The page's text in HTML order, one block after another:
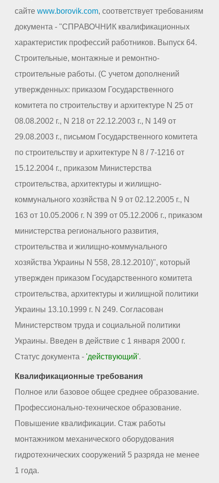
сайте www.borovik.com, соответствует требованиям
документа - "СПРАВОЧНИК квалификационных
характеристик профессий работников. Выпуск 64.
Строительные, монтажные и ремонтно-
строительные работы. (С учетом дополнений
утвержденных: приказом Государственного
комитета по строительству и архитектуре N 25 от
08.08.2002 г., N 218 от 22.12.2003 г., N 149 от
29.08.2003 г., письмом Государственного комитета
по строительству и архитектуре N 8 / 7-1216 от
15.12.2004 г., приказом Министерства
строительства, архитектуры и жилищно-
коммунального хозяйства N 9 от 02.12.2005 г., N
163 от 10.05.2006 г. N 399 от 05.12.2006 г., приказом
министерства регионального развития,
строительства и жилищно-коммунального
хозяйства Украины N 558, 28.12.2010)", который
утвержден приказом Государственного комитета
строительства, архитектуры и жилищной политики
Украины 13.10.1999 г. N 249. Согласован
Министерством труда и социальной политики
Украины. Введен в действие с 1 января 2000 г.
Статус документа - 'действующий'.
Квалификационные требования
Полное или базовое общее среднее образование.
Профессионально-техническое образование.
Повышение квалификации. Стаж работы
монтажником механического оборудования
гидротехнических сооружений 5 разряда не менее
1 года.